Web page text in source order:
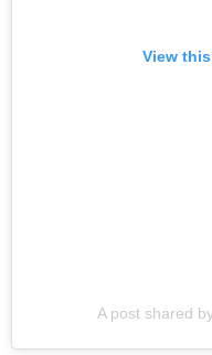
View
A post shared